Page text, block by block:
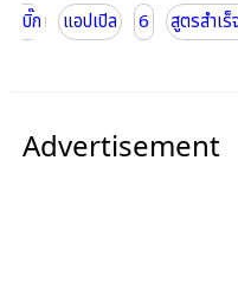
บิ๊ก
แอปเปิล 6 สูตรสำเ
Advertisement